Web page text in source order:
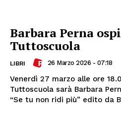
Barbara Perna
Tuttoscuola
LIBRI 26 Marzo 2026 - 07:18
Venerdì 27 marzo alle ore
Tuttoscuola sarà Barbara
“Se tu non ridi più” edito da